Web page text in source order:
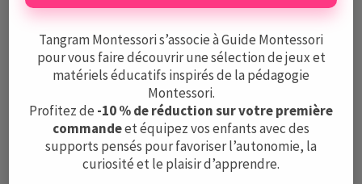
Tangram Montessori s’associe à Guide Montessori
pour vous faire découvrir une sélection de jeux et
matériels éducatifs inspirés de la pédagogie
Montessori.
Profitez de -10 % de réduction sur votre première
commandeet équipez vos enfants avec des
supports pensés pour favoriser l’autonomie, la
curiosité et le plaisir d’apprendre.